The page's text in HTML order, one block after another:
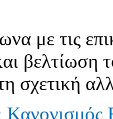
με τις
βελτίωση
σχετική
Κανονισμός